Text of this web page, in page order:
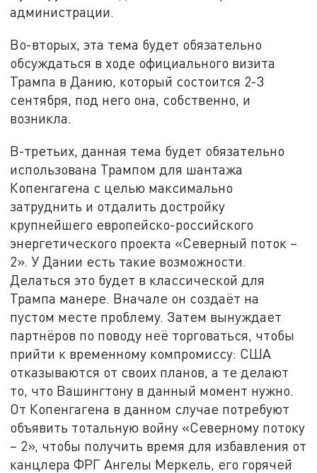
администрации.
Во-вторых, эта тема будет обязательно
обсуждаться в ходе официального визита
Трампа в Данию, который состоится 2-3
сентября, под него она, собственно, и
возникла.
В-третьих, данная тема будет обязательно
использована Трампом для шантажа
Копенгагена с целью максимально
затруднить и отдалить достройку
крупнейшего европейско-российского
энергетического проекта «Северный поток –
2». У Дании есть такие возможности.
Делаться это будет в классической для
Трампа манере. Вначале он создаёт на
пустом месте проблему. Затем вынуждает
партнёров по поводу неё торговаться, чтобы
прийти к временному компромиссу: США
отказываются от своих планов, а те делают
то, что Вашингтону в данный момент нужно.
От Копенгагена в данном случае потребуют
объявить тотальную войну «Северному потоку
– 2», чтобы получить время для избавления от
канцлера ФРГ Ангелы Меркель, его горячей